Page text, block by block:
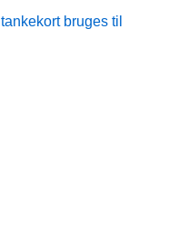
tankekort bruges til